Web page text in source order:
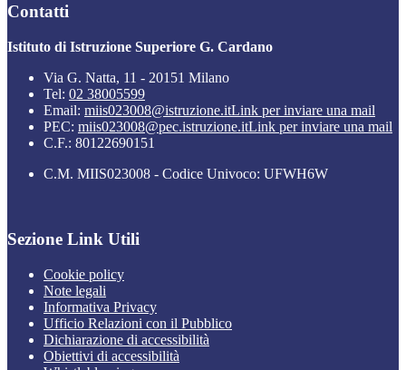
Contatti
Istituto di Istruzione Superiore G. Cardano
Via G. Natta, 11 - 20151 Milano
Tel: 02 38005599
Email: miis023008@istruzione.itLink per inviare una mail
PEC: miis023008@pec.istruzione.itLink per inviare una mail
C.F.: 80122690151
C.M. MIIS023008 - Codice Univoco: UFWH6W
Sezione Link Utili
Cookie policy
Note legali
Informativa Privacy
Ufficio Relazioni con il Pubblico
Dichiarazione di accessibilità
Obiettivi di accessibilità